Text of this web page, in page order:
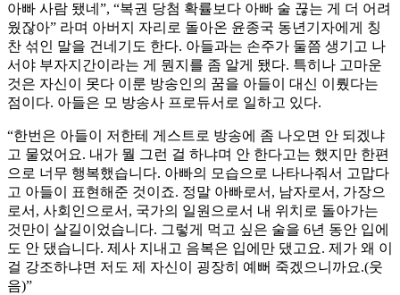
아빠 사람 됐네”, “복권 당첨 확률보다 아빠 술 끊는 게 더 어려
웠잖아” 라며 아버지 자리로 돌아온 윤종국 동년기자에게 칭
찬 섞인 말을 건네기도 한다. 아들과는 손주가 둘쯤 생기고 나
서야 부자지간이라는 게 뭔지를 좀 알게 됐다. 특히나 고마운
것은 자신이 못다 이룬 방송인의 꿈을 아들이 대신 이뤘다는
점이다. 아들은 모 방송사 프로듀서로 일하고 있다.
“한번은 아들이 저한테 게스트로 방송에 좀 나오면 안 되겠냐
고 물었어요. 내가 뭘 그런 걸 하냐며 안 한다고는 했지만 한편
으로 너무 행복했습니다. 아빠의 모습으로 나타나줘서 고맙다
고 아들이 표현해준 것이죠. 정말 아빠로서, 남자로서, 가장으
로서, 사회인으로서, 국가의 일원으로서 내 위치로 돌아가는
것만이 살길이었습니다. 그렇게 먹고 싶은 술을 6년 동안 입에
도 안 댔습니다. 제사 지내고 음복은 입에만 댔고요. 제가 왜 이
걸 강조하냐면 저도 제 자신이 굉장히 예뻐 죽겠으니까요.(웃
음)”